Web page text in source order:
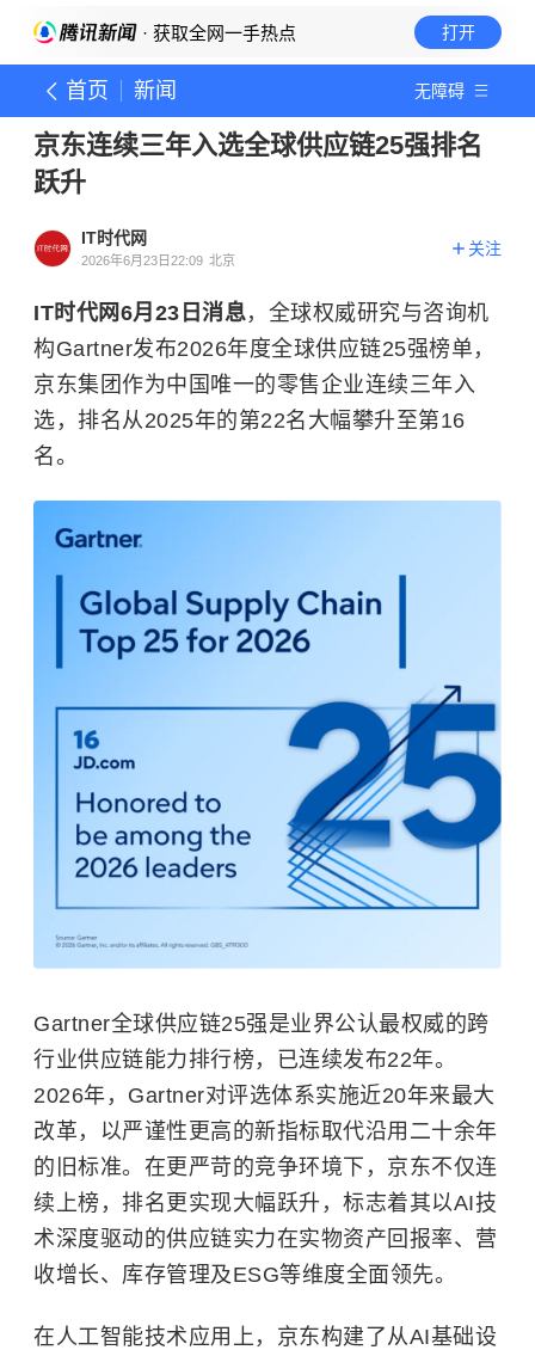
· 获取全网一手热点 打开
首页 新闻 无障碍
京东连续三年入选全球供应链25强排名
跃升
IT时代网
2026年6月23日22:09 北京
关注
IT时代网6月23日消息，全球权威研究与咨询机
构Gartner发布2026年度全球供应链25强榜单，
京东集团作为中国唯一的零售企业连续三年入
选，排名从2025年的第22名大幅攀升至第16
名。
Gartner全球供应链25强是业界公认最权威的跨
行业供应链能力排行榜，已连续发布22年。
2026年，Gartner对评选体系实施近20年来最大
改革，以严谨性更高的新指标取代沿用二十余年
的旧标准。在更严苛的竞争环境下，京东不仅连
续上榜，排名更实现大幅跃升，标志着其以AI技
术深度驱动的供应链实力在实物资产回报率、营
收增长、库存管理及ESG等维度全面领先。
在人工智能技术应用上，京东构建了从AI基础设